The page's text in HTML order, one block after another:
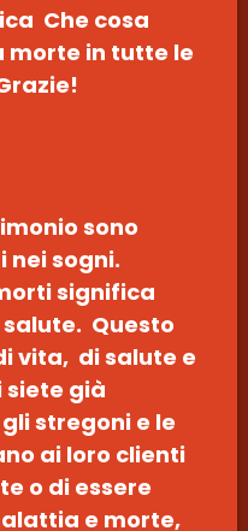
Che cosa
morte in tutte le
sono
sogni.
significa
Questo
vita, di salute e
già
stregoni e le
ai loro clienti
o di essere
e morte,